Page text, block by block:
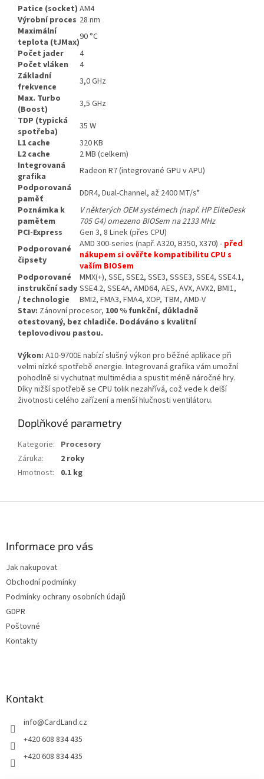
Patice (socket) AM4
Výrobní proces 28 nm
Maximální
teplota (tJMax)90 °C
Počet jader
4
Počet vláken
4
Základní
frekvence
3,0 GHz
Max. Turbo
(Boost)
3,5 GHz
TDP (typická
spotřeba)
35 W
L1 cache
320 KB
L2 cache
2 MB (celkem)
Integrovaná
grafika
Radeon R7 (integrované GPU v APU)
Podporovaná
paměť
DDR4, Dual-Channel, až 2400 MT/s*
Poznámka k
pamětem
V některých OEM systémech (např. HP EliteDesk
705 G4) omezeno BIOSem na 2133 MHz
PCI-Express
Gen 3, 8 Linek (přes CPU)
Podporované
čipsety
AMD 300-series (např. A320, B350, X370) - před
nákupem si ověřte kompatibilitu CPU s
vaším BIOSem
Podporované
instrukční sady
/ technologie
MMX(+), SSE, SSE2, SSE3, SSSE3, SSE4, SSE4.1,
SSE4.2, SSE4A, AMD64, AES, AVX, AVX2, BMI1,
BMI2, FMA3, FMA4, XOP, TBM, AMD-V
Stav: Zánovní procesor, 100 % funkční, důkladně
otestovaný, bez chladiče. Dodáváno s kvalitní
teplovodivou pastou.
Výkon: A10-9700E nabízí slušný výkon pro běžné aplikace při
velmi nízké spotřebě energie. Integrovaná grafika vám umožní
pohodlně si vychutnat multimédia a spustit méně náročné hry.
Díky nižší spotřebě se CPU tolik nezahřívá, což vede k delší
životnosti celého zařízení a menší hlučnosti ventilátoru.
Doplňkové parametry
Kategorie: Procesory
Záruka:
2 roky
Hmotnost: 0.1 kg
Informace pro vás
Jak nakupovat
Obchodní podmínky
Podmínky ochrany osobních údajů
GDPR
Poštovné
Kontakty
Kontakt
info@CardLand.cz
+420 608 834 435
+420 608 834 435